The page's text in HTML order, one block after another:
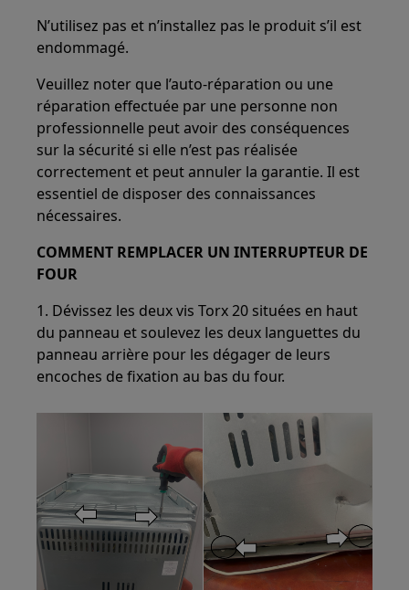
N’utilisez pas et n’installez pas le produit s’il est
endommagé.
Veuillez noter que l’auto-réparation ou une
réparation effectuée par une personne non
professionnelle peut avoir des conséquences
sur la sécurité si elle n’est pas réalisée
correctement et peut annuler la garantie. Il est
essentiel de disposer des connaissances
nécessaires.
COMMENT REMPLACER UN INTERRUPTEUR DE
FOUR
1. Dévissez les deux vis Torx 20 situées en haut
du panneau et soulevez les deux languettes du
panneau arrière pour les dégager de leurs
encoches de fixation au bas du four.